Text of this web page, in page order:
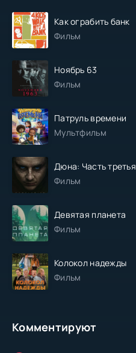
Как ограбить банк
Фильм
Ноябрь 63
Фильм
Патруль времени
Мультфильм
Дюна: Часть третья
Фильм
Девятая планета
Фильм
Колокол надежды
Фильм
Комментируют